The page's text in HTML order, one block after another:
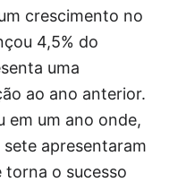
crescimento no
4,5% do
uma
ao ano anterior.
em um ano onde,
apresentaram
torna o sucesso